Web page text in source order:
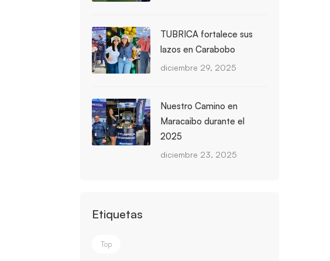
TUBRICA fortalece sus
lazos en Carabobo
diciembre 29, 2025
Nuestro Camino en
Maracaibo durante el
2025
diciembre 23, 2025
Etiquetas
Top